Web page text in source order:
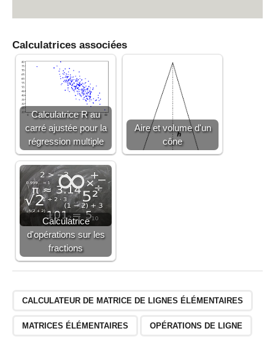
{
Calculatrices associées
Calculatrice R au
carré ajustée pour la
régression multiple
Aire et volume d'un
cône
Calculatrice
d'opérations sur les
fractions
CALCULATEUR DE MATRICE DE LIGNES ÉLÉMENTAIRES
MATRICES ÉLÉMENTAIRES OPÉRATIONS DE LIGNE